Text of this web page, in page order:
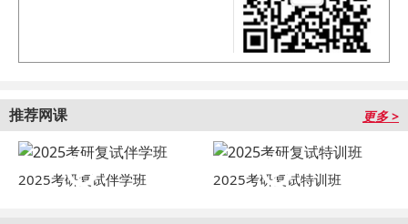
推荐网课 更多 >
2025考研复试伴学班 2025考研复试特训班